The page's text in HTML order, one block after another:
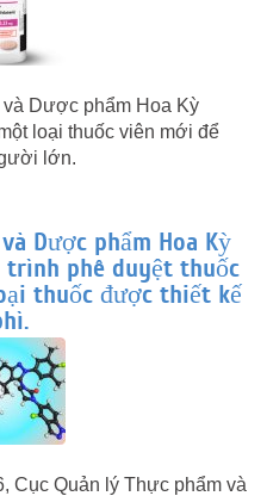
Dược phẩm Hoa Kỳ
loại thuốc viên mới để
lớn.
Dược phẩm Hoa Kỳ
trình phê duyệt thuốc
thuốc được thiết kế
Cục Quản lý Thực phẩm và